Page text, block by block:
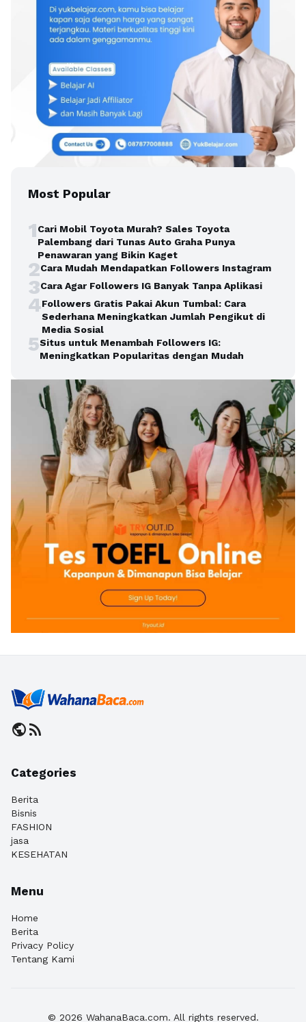
Most Popular
1Cari Mobil Toyota Murah? Sales Toyota
Palembang dari Tunas Auto Graha Punya
Penawaran yang Bikin Kaget
2Cara Mudah Mendapatkan Followers Instagram
3Cara Agar Followers IG Banyak Tanpa Aplikasi
4Followers Gratis Pakai Akun Tumbal: Cara
Sederhana Meningkatkan Jumlah Pengikut di
Media Sosial
5Situs untuk Menambah Followers IG:
Meningkatkan Popularitas dengan Mudah
publicrss_feed
Categories
Berita
Bisnis
FASHION
jasa
KESEHATAN
Menu
Home
Berita
Privacy Policy
Tentang Kami
© 2026 WahanaBaca.com. All rights reserved.